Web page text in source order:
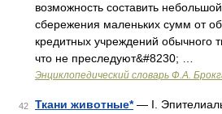
возможность составить
сбережения маленьких сумм от
кредитных учреждений обычного
что не преследуют&#8230; …
Энциклопедический словарь Ф.А.
42 Ткани животные*— I.